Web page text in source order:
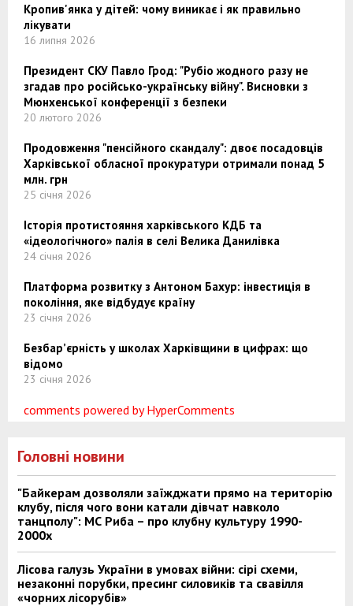
Кропив'янка у дітей: чому виникає і як правильно
лікувати
16 липня 2026
Президент СКУ Павло Грод: "Рубіо жодного разу не
згадав про російсько-українську війну". Висновки з
Мюнхенської конференції з безпеки
20 лютого 2026
Продовження "пенсійного скандалу": двоє посадовців
Харківської обласної прокуратури отримали понад 5
млн. грн
25 січня 2026
Історія протистояння харківського КДБ та
«ідеологічного» палія в селі Велика Данилівка
24 січня 2026
Платформа розвитку з Антоном Бахур: інвестиція в
покоління, яке відбудує країну
23 січня 2026
Безбар’єрність у школах Харківщини в цифрах: що
відомо
23 січня 2026
comments powered by HyperComments
Головні новини
"Байкерам дозволяли заїжджати прямо на територію
клубу, після чого вони катали дівчат навколо
танцполу": МС Риба – про клубну культуру 1990-
2000х
Лісова галузь України в умовах війни: сірі схеми,
незаконні порубки, пресинг силовиків та свавілля
«чорних лісорубів»